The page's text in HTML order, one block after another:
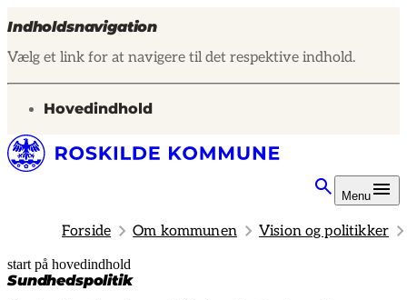
Indholdsnavigation
Vælg et link for at navigere til det respektive indhold.
gå til
Hovedindhold
Menu
Forside Om kommunen Vision og politikker
start på hovedindhold
Sundhedspolitik
senest opdateret 12. marts 2026